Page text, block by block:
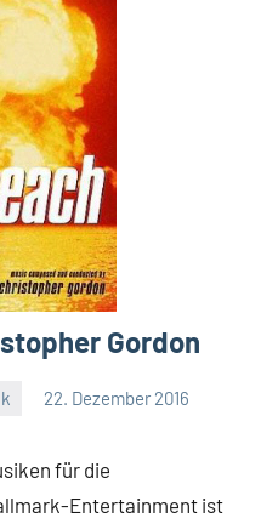
Gordon
22. Dezember 2016
für die
Entertainment ist